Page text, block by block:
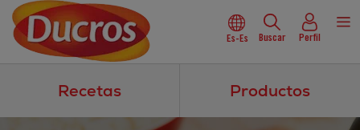
Es-Es Buscar Perfil
Recetas Productos